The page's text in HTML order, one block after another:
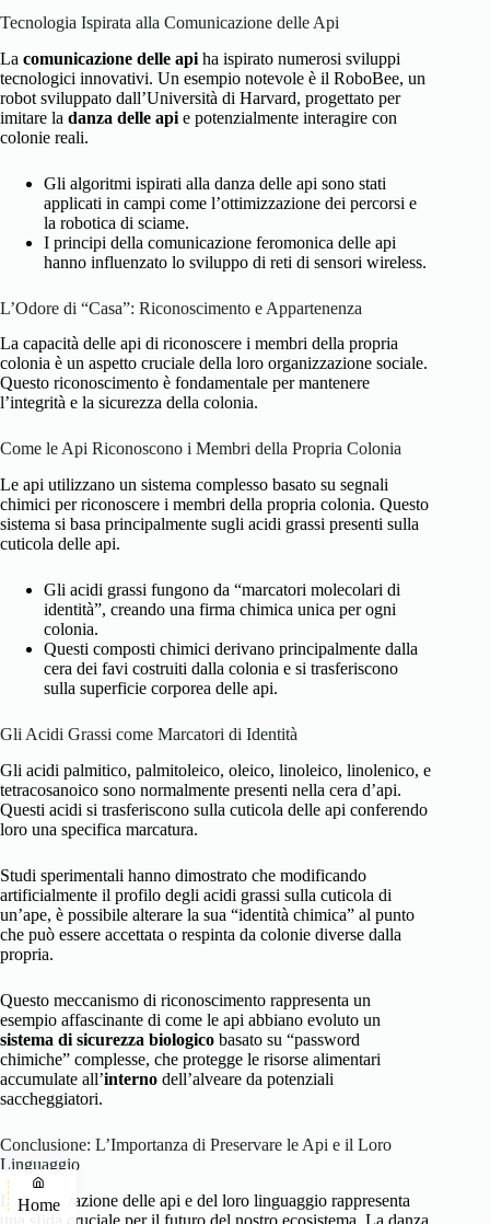
Tecnologia Ispirata alla Comunicazione delle Api
La comunicazione delle api ha ispirato numerosi sviluppi
tecnologici innovativi. Un esempio notevole è il RoboBee, un
robot sviluppato dall’Università di Harvard, progettato per
imitare la danza delle api e potenzialmente interagire con
colonie reali.
Gli algoritmi ispirati alla danza delle api sono stati
applicati in campi come l’ottimizzazione dei percorsi e
la robotica di sciame.
I principi della comunicazione feromonica delle api
hanno influenzato lo sviluppo di reti di sensori wireless.
L’Odore di “Casa”: Riconoscimento e Appartenenza
La capacità delle api di riconoscere i membri della propria
colonia è un aspetto cruciale della loro organizzazione sociale.
Questo riconoscimento è fondamentale per mantenere
l’integrità e la sicurezza della colonia.
Come le Api Riconoscono i Membri della Propria Colonia
Le api utilizzano un sistema complesso basato su segnali
chimici per riconoscere i membri della propria colonia. Questo
sistema si basa principalmente sugli acidi grassi presenti sulla
cuticola delle api.
Gli acidi grassi fungono da “marcatori molecolari di
identità”, creando una firma chimica unica per ogni
colonia.
Questi composti chimici derivano principalmente dalla
cera dei favi costruiti dalla colonia e si trasferiscono
sulla superficie corporea delle api.
Gli Acidi Grassi come Marcatori di Identità
Gli acidi palmitico, palmitoleico, oleico, linoleico, linolenico, e
tetracosanoico sono normalmente presenti nella cera d’api.
Questi acidi si trasferiscono sulla cuticola delle api conferendo
loro una specifica marcatura.
Studi sperimentali hanno dimostrato che modificando
artificialmente il profilo degli acidi grassi sulla cuticola di
un’ape, è possibile alterare la sua “identità chimica” al punto
che può essere accettata o respinta da colonie diverse dalla
propria.
Questo meccanismo di riconoscimento rappresenta un
esempio affascinante di come le api abbiano evoluto un
sistema di sicurezza biologico basato su “password
chimiche” complesse, che protegge le risorse alimentari
accumulate all’interno dell’alveare da potenziali
saccheggiatori.
Conclusione: L’Importanza di Preservare le Api e il Loro
Linguaggio
La preservazione delle api e del loro linguaggio rappresenta
una sfida cruciale per il futuro del nostro ecosistema. La danza
Home